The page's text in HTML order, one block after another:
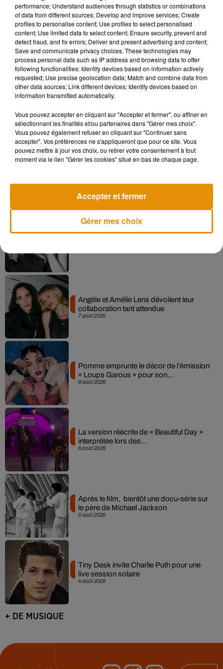
de correspondances.
Michel Delebarre a évoqué aussi la remise au goût du jour du
TGV Brive-Lille. Elle avait été fermée en mars 2016.
La LGV fait débat
L’ancien ministre n’est pas le premier à se plaindre de la
Ligne à Grande Vitesse. Le débat avait fait rage du côté de la
gare de Ruffec (Charente). Avec cette nouvelle ligne, le TGV
n’avait pas été maintenu dans la gare de cette commune, ce
qui posait un problème pour les élus et la survie du territoire.
Plusieurs manifestations et blocages de trains avaient eu
lieu ces derniers mois.
Madonna sort enfin le remix de « Love
7 août 2026
Angèle et Amélie Lens dévoilent leur
collaboration tant attendue
6 août 2026
Pomme emprunte le décor de l’émission
« Loups Garous » pour son...
6 août 2026
La version réécrite de « Beautiful Day »
interprétée lors des...
5 août 2026
Après le film, bientôt une docu-série sur
le père de Michael Jackson
4 août 2026
Tiny Desk invite Charlie Puth pour une
live session solaire
+ DE MUSIQUE
performance; Understand audiences through statistics or combinations
of data from different sources; Develop and improve services; Create
profiles to personalise content; Use profiles to select personalised
content; Use limited data to select content; Ensure security, prevent and
detect fraud, and fix errors; Deliver and present advertising and content;
Save and communicate privacy choices. These technologies may
process personal data such as IP address and browsing data to offer
following functionalities: Identify devices based on information actively
requested; Use precise geolocation data; Match and combine data from
other data sources; Link different devices; Identify devices based on
information transmitted automatically.
Vous pouvez accepter en cliquant sur "Accepter et fermer", ou affiner en
sélectionnant les finalités et/ou partenaires dans "Gérer mes choix".
Vous pouvez également refuser en cliquant sur "Continuer sans
accepter". Vos préférences ne s'appliqueront que pour ce site. Vous
pouvez mettre à jour vos choix, ou retirer votre consentement à tout
moment via le lien "Gérer les cookies" situé en bas de chaque page.
Gérer mes choix
Accepter et fermer